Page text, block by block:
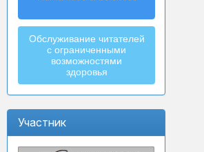
Обслуживание читателей
с ограниченными
возможностями
здоровья
Участник